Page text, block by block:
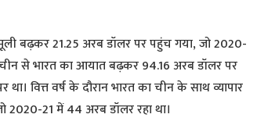
बढ़कर 21.25 अरब डॉलर पर पहुंच गया, जो 2020-
चीन से भारत का आयात बढ़कर 94.16 अरब डॉलर पर
वित्त वर्ष के दौरान भारत का चीन के साथ व्यापार
2020-21 में 44 अरब डॉलर रहा था।